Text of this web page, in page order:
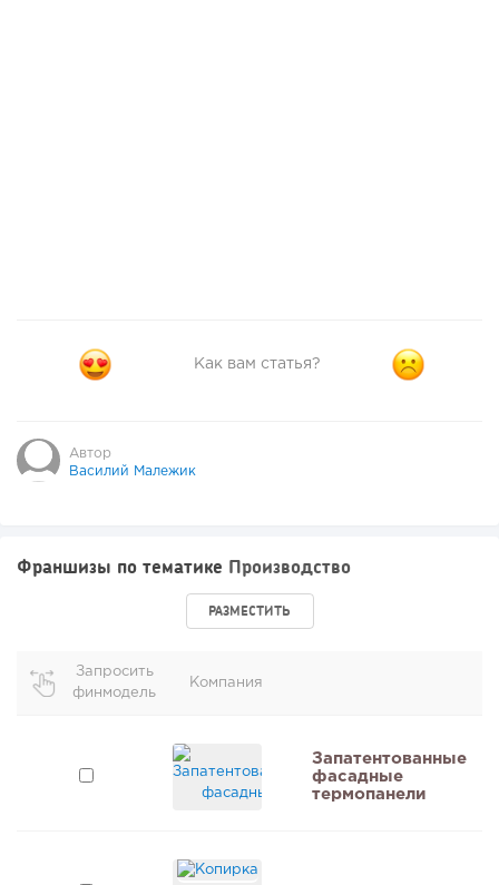
Как вам статья?
Автор
Василий Малежик
Франшизы по тематике Производство
РАЗМЕСТИТЬ
Запросить
финмодель
Компания
Запатентованные
фасадные
термопанели